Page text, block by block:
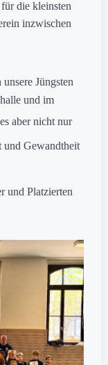
die kleinsten
inzwischen
Jüngsten
und im
aber nicht nur
und Gewandtheit
und Platzierten